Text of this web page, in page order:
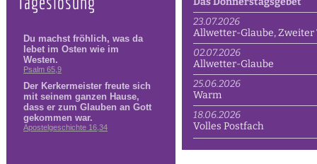
23.07.2026
Allwetter-Glaube, Zweiter
02.07.2026
Allwetter-Glaube
25.06.2026
Warm
18.06.2026
Volles Postfach